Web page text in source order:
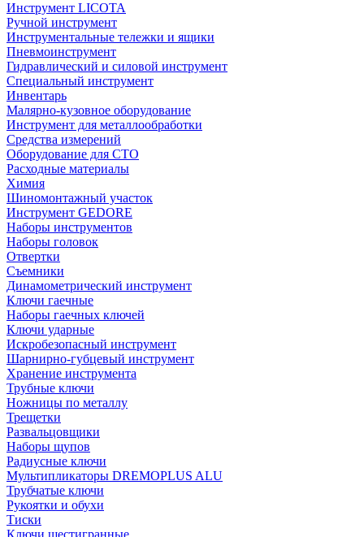
Инструмент LICOTA
Ручной инструмент
Инструментальные тележки и ящики
Пневмоинструмент
Гидравлический и силовой инструмент
Специальный инструмент
Инвентарь
Малярно-кузовное оборудование
Инструмент для металлообработки
Средства измерений
Оборудование для СТО
Расходные материалы
Химия
Шиномонтажный участок
Инструмент GEDORE
Наборы инструментов
Наборы головок
Отвертки
Съемники
Динамометрический инструмент
Ключи гаечные
Наборы гаечных ключей
Ключи ударные
Искробезопасный инструмент
Шарнирно-губцевый инструмент
Хранение инструмента
Трубные ключи
Ножницы по металлу
Трещетки
Развальцовщики
Наборы щупов
Радиусные ключи
Мультипликаторы DREMOPLUS ALU
Трубчатые ключи
Рукоятки и обухи
Тиски
Ключи шестигранные